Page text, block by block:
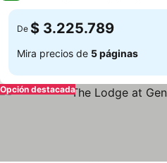
De $ 3.225.789
Mira precios de 5 páginas
Opción destacada